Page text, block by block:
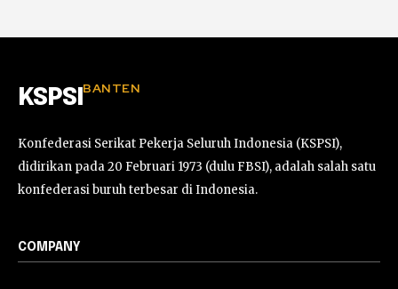
KSPSI BANTEN
Konfederasi Serikat Pekerja Seluruh Indonesia (KSPSI),
didirikan pada 20 Februari 1973 (dulu FBSI), adalah salah satu
konfederasi buruh terbesar di Indonesia.
COMPANY